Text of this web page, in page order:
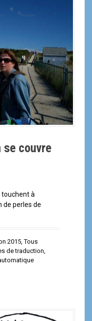
se couvre
touchent à
de perles de
2015,Tous
de traduction,